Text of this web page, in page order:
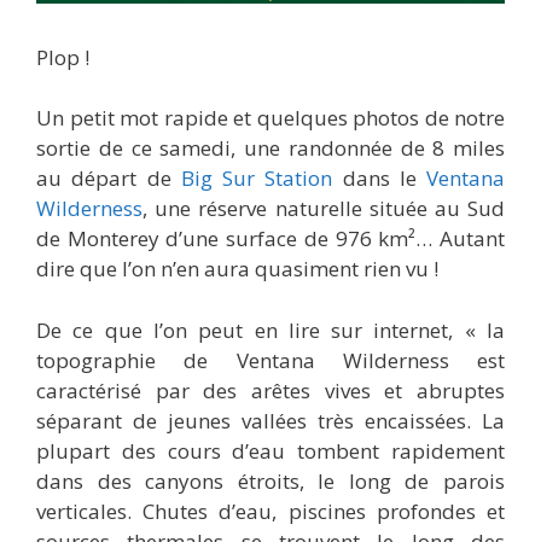
Plop !
Un petit mot rapide et quelques photos de notre
sortie de ce samedi, une randonnée de 8 miles
au départ de Big Sur Station dans le Ventana
Wilderness, une réserve naturelle située au Sud
de Monterey d’une surface de 976 km²… Autant
dire que l’on n’en aura quasiment rien vu !
De ce que l’on peut en lire sur internet, « la
topographie de Ventana Wilderness est
caractérisé par des arêtes vives et abruptes
séparant de jeunes vallées très encaissées. La
plupart des cours d’eau tombent rapidement
dans des canyons étroits, le long de parois
verticales. Chutes d’eau, piscines profondes et